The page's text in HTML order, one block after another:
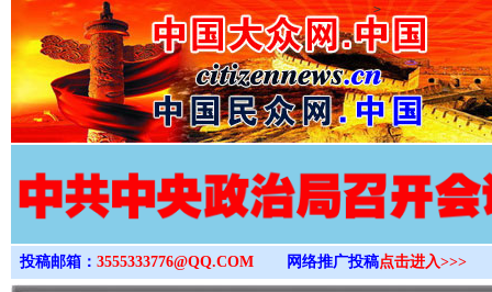
>
投稿邮箱： 3555333776@QQ.COM 网络推广投稿点击进入>>>